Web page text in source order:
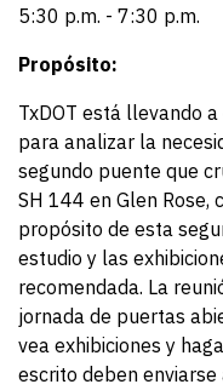
5:30 p.m. - 7:30 p.m.
Propósito:
TxDOT está llevando
para analizar la
segundo puente que
SH 144 en Glen Rose,
propósito de esta
estudio y las
recomendada. La
jornada de puertas
vea exhibiciones y
escrito deben